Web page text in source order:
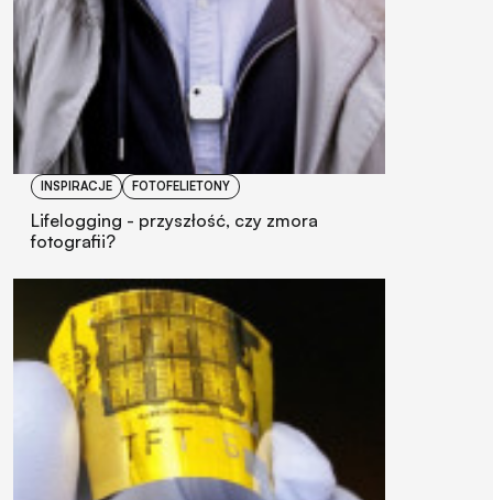
INSPIRACJE FOTOFELIETONY
Lifelogging - przyszłość, czy zmora
fotografii?